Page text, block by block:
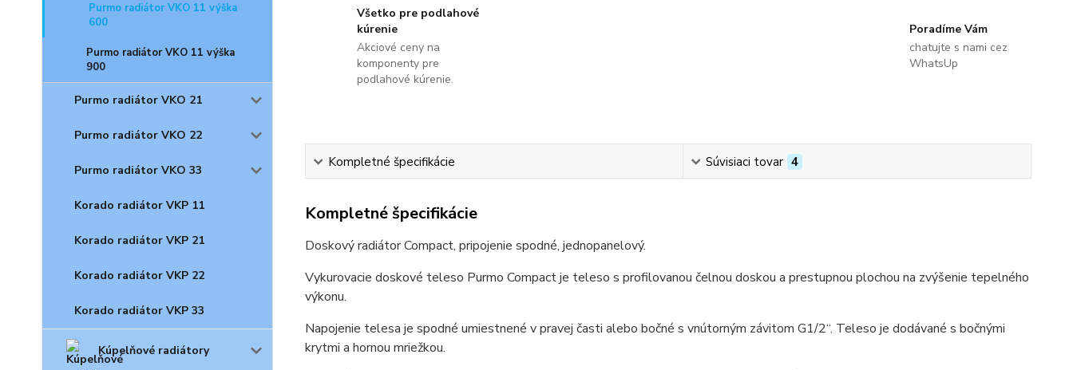
Purmo radiátor VKO 11 výška
600
Purmo radiátor VKO 11 výška
900
Purmo radiátor VKO 21
Purmo radiátor VKO 22
Purmo radiátor VKO 33
Korado radiátor VKP 11
Korado radiátor VKP 21
Korado radiátor VKP 22
Korado radiátor VKP 33
Kúpelňové radiátory
Všetko pre podlahové
kúrenie
Akciové ceny na
komponenty pre
podlahové kúrenie.
Poradíme Vám
chatujte s nami cez
WhatsUp
Kompletné špecifikácie Súvisiaci tovar 4
Kompletné špecifikácie
Doskový radiátor Compact, pripojenie spodné, jednopanelový.
Vykurovacie doskové teleso Purmo Compact je teleso s profilovanou čelnou doskou a prestupnou plochou na zvýšenie tepelného
výkonu.
Napojenie telesa je spodné umiestnené v pravej časti alebo bočné s vnútorným závitom G1/2“. Teleso je dodávané s bočnými
krytmi a hornou mriežkou.